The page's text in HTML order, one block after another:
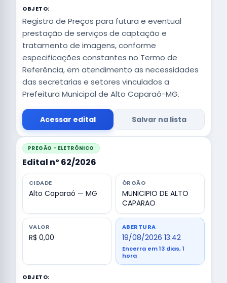
OBJETO:
Registro de Preços para futura e eventual
prestação de serviços de captação e
tratamento de imagens, conforme
especificações constantes no Termo de
Referência, em atendimento as necessidades
das secretarias e setores vinculados a
Prefeitura Municipal de Alto Caparaó-MG.
Acessar edital Salvar na lista
PREGÃO - ELETRÔNICO
Edital nº 62/2026
CIDADE
Alto Caparaó — MG
ÓRGÃO
MUNICIPIO DE ALTO
CAPARAO
VALOR
R$ 0,00
ABERTURA
19/08/2026 13:42
Encerra em 13 dias, 1
hora
OBJETO: